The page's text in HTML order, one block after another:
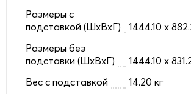
Размеры с
подставкой (ШxВxГ)
1444.10 x
Размеры без
подставки (ШxВxГ)
1444.10 x
Вес с подставкой
14.20 кг